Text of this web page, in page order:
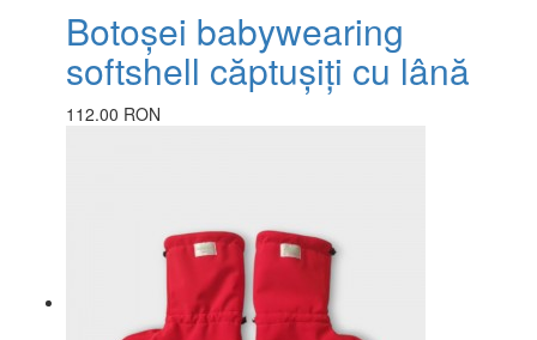
Botoșei babywearing
softshell căptușiți cu lână
112.00 RON